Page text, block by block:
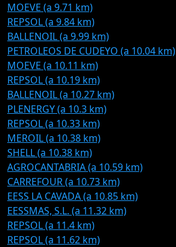
MOEVE (a 9.71 km)
REPSOL (a 9.84 km)
BALLENOIL (a 9.99 km)
PETROLEOS DE CUDEYO (a 10.04 km)
MOEVE (a 10.11 km)
REPSOL (a 10.19 km)
BALLENOIL (a 10.27 km)
PLENERGY (a 10.3 km)
REPSOL (a 10.33 km)
MEROIL (a 10.38 km)
SHELL (a 10.38 km)
AGROCANTABRIA (a 10.59 km)
CARREFOUR (a 10.73 km)
EESS LA CAVADA (a 10.85 km)
EESSMAS, S.L. (a 11.32 km)
REPSOL (a 11.4 km)
REPSOL (a 11.62 km)